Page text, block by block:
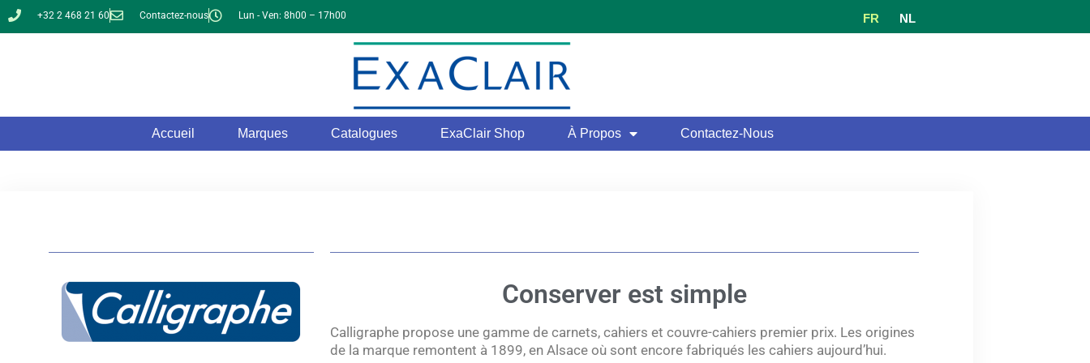
+32 2 468 21 60 Contactez-nous Lun - Ven: 8h00 – 17h00 FR NL
Accueil Marques Catalogues ExaClair Shop À Propos Contactez-Nous
Conserver est simple
Calligraphe propose une gamme de carnets, cahiers et couvre-cahiers premier prix. Les origines
de la marque remontent à 1899, en Alsace où sont encore fabriqués les cahiers aujourd’hui.